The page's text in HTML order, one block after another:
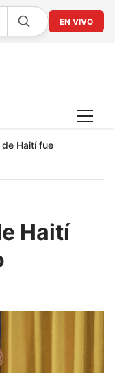
EN VIVO
Haití fue
Haití